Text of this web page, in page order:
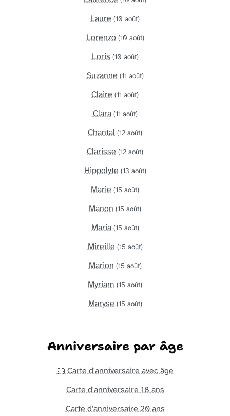
Laure (10 août)
Lorenzo (10 août)
Loris (10 août)
Suzanne (11 août)
Claire (11 août)
Clara (11 août)
Chantal (12 août)
Clarisse (12 août)
Hippolyte (13 août)
Marie (15 août)
Manon (15 août)
Maria (15 août)
Mireille (15 août)
Marion (15 août)
Myriam (15 août)
Maryse (15 août)
Anniversaire par âge
🎂 Carte d'anniversaire avec âge
Carte d'anniversaire 18 ans
Carte d'anniversaire 20 ans